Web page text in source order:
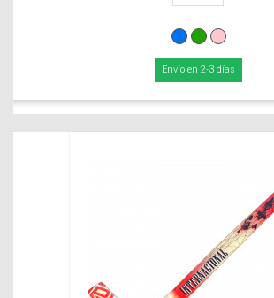
Envío en 2-3 días